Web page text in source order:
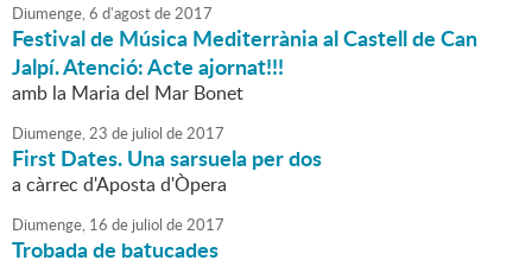
Diumenge,6 d'agostde2017
Festival de Música Mediterrània al Castell de Can
Jalpí. Atenció: Acte ajornat!!!
amb la Maria del Mar Bonet
Diumenge,23 de juliol de2017
First Dates. Una sarsuela per dos
a càrrec d'Aposta d'Òpera
Diumenge, 16 de juliol de2017
Trobada de batucades